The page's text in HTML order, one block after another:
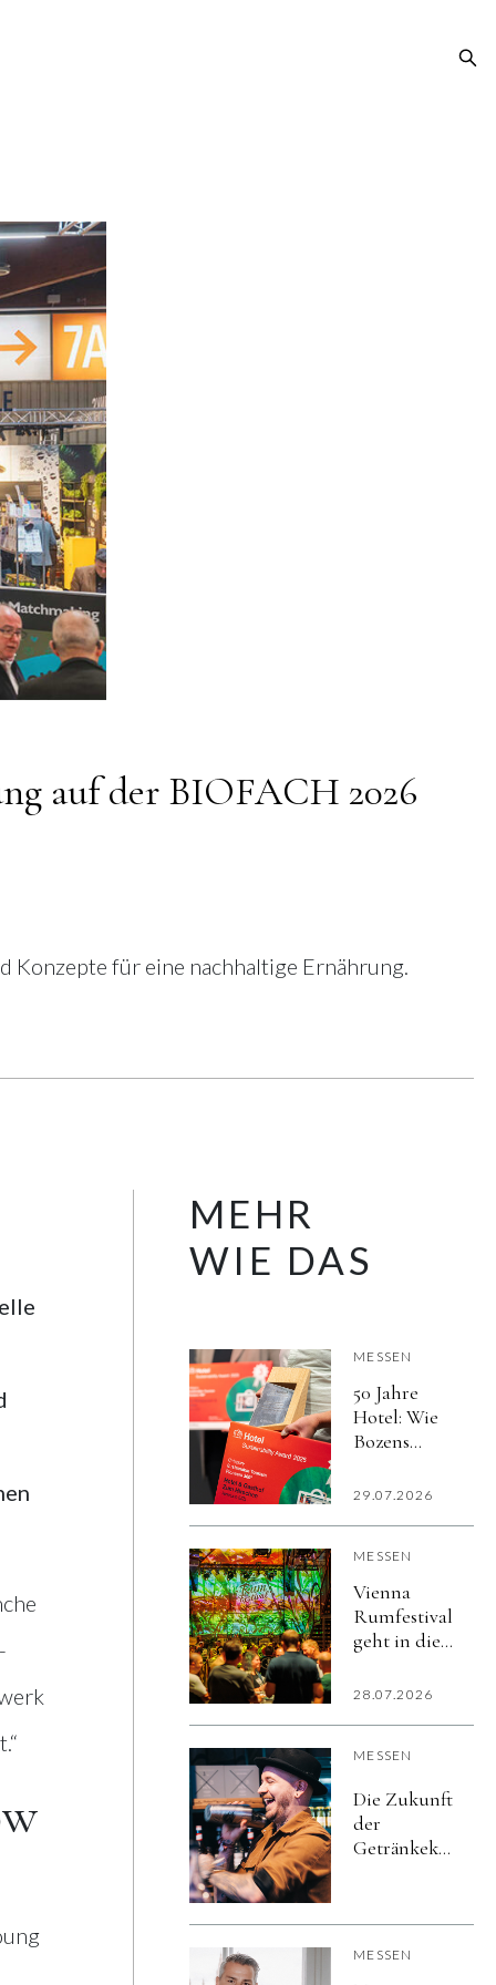
auf der BIOFACH 2026
für eine nachhaltige Ernährung.
MEHR
WIE DAS
MESSEN
50 Jahre
Hotel: Wie
Bozens
den Wandel
begleitet
29.07.2026
MESSEN
Vienna
Rumfestival
geht in die
Runde
28.07.2026
MESSEN
Die Zukunft
der
Getränkekultur
Menschen
MESSEN